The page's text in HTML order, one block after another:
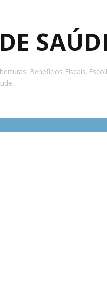
Beneficios Fiscais.